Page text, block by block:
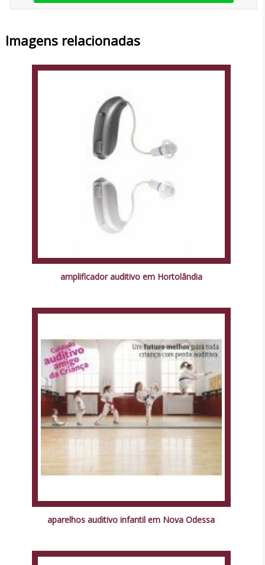
Imagens relacionadas
amplificador auditivo em Hortolândia
aparelhos auditivo infantil em Nova Odessa